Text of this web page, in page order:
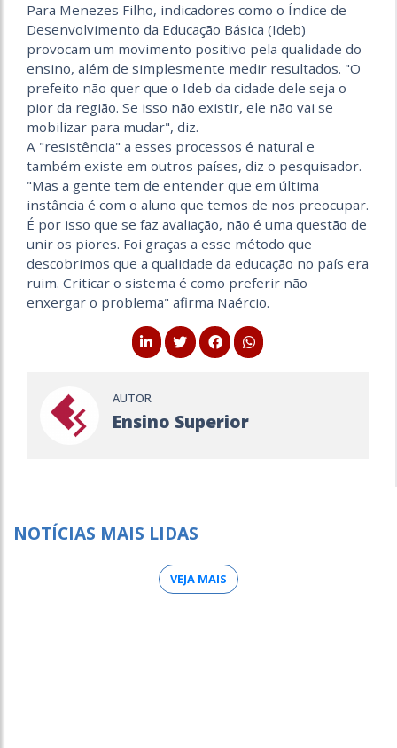
Para Menezes Filho, indicadores como o Índice de
Desenvolvimento da Educação Básica (Ideb)
provocam um movimento positivo pela qualidade do
ensino, além de simplesmente medir resultados. "O
prefeito não quer que o Ideb da cidade dele seja o
pior da região. Se isso não existir, ele não vai se
mobilizar para mudar", diz.
A "resistência" a esses processos é natural e
também existe em outros países, diz o pesquisador.
"Mas a gente tem de entender que em última
instância é com o aluno que temos de nos preocupar.
É por isso que se faz avaliação, não é uma questão de
unir os piores. Foi graças a esse método que
descobrimos que a qualidade da educação no país era
ruim. Criticar o sistema é como preferir não
enxergar o problema" afirma Naércio.
AUTOR
Ensino Superior
NOTÍCIAS MAIS LIDAS
VEJA MAIS